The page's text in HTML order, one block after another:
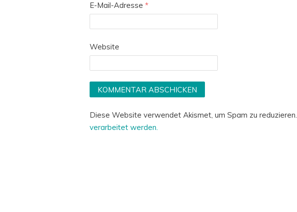
E-Mail-Adresse*
Website
Diese Website verwendet Akismet, um Spam zu reduzieren.
verarbeitet werden.